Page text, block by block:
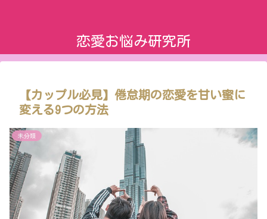
恋愛お悩み研究所
【カップル必見】倦怠期の恋愛を甘い蜜に
変える9つの方法
未分類